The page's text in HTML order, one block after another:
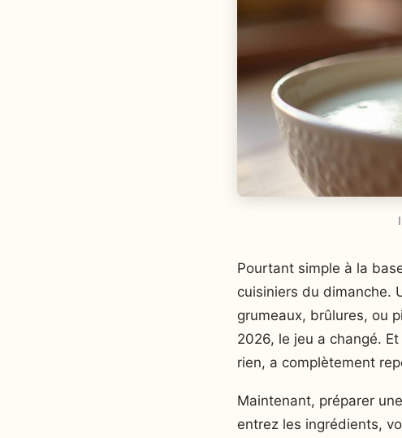
Pourtant simple à la
cuisiniers du dimanche.
grumeaux, brûlures, ou
2026, le jeu a changé.
rien, a complètement
Maintenant, préparer
entrez les ingrédients,